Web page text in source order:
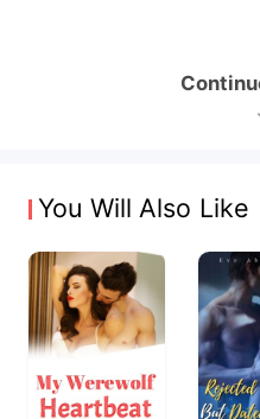
You Will Also Like